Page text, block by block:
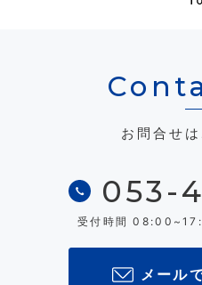
お問合せ
053-
受付時間
メール